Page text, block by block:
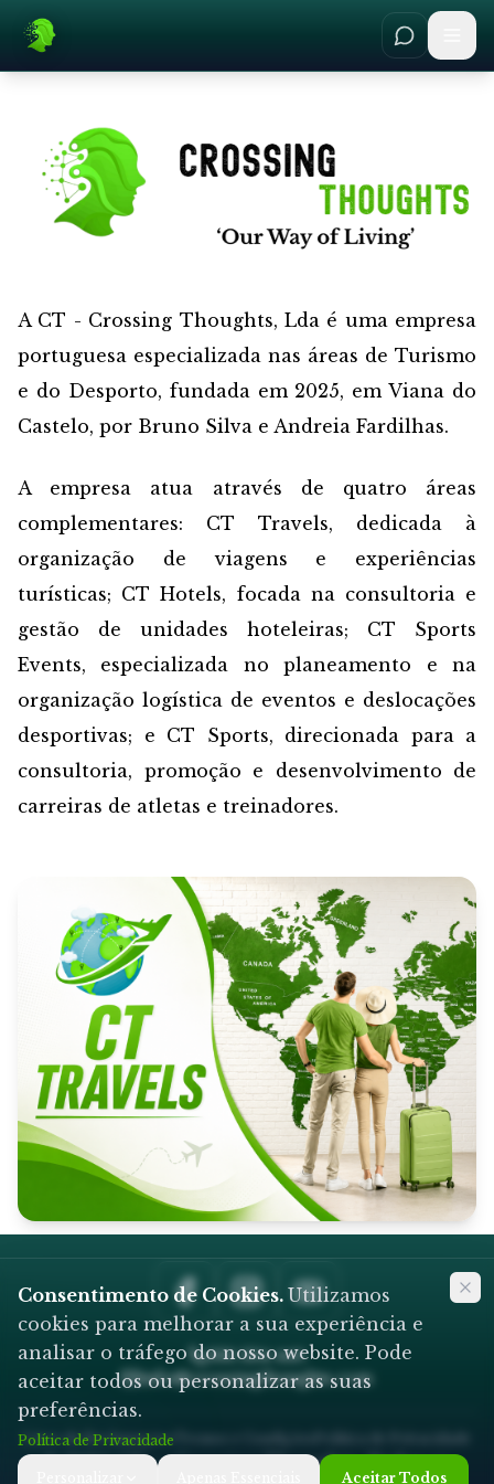
A CT - Crossing Thoughts, Lda é uma empresa
portuguesa especializada nas áreas de Turismo
e do Desporto, fundada em 2025, em Viana do
Castelo, por Bruno Silva e Andreia Fardilhas.
A empresa atua através de quatro áreas
complementares: CT Travels, dedicada à
organização de viagens e experiências
turísticas; CT Hotels, focada na consultoria e
gestão de unidades hoteleiras; CT Sports
Events, especializada no planeamento e na
organização logística de eventos e deslocações
desportivas; e CT Sports, direcionada para a
consultoria, promoção e desenvolvimento de
carreiras de atletas e treinadores.
936 334 440
info@crossingthoughts.com
Livro de Reclamações
© 2025 CT — Crossing Thoughts. Todos os
Consentimento de Cookies. Utilizamos
cookies para melhorar a sua experiência e
analisar o tráfego do nosso website. Pode
aceitar todos ou personalizar as suas
preferências.
Política de Privacidade
Aceitar Todos